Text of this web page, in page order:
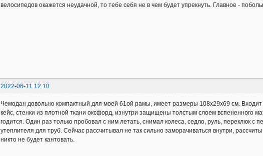
велосипедов окажется неудачной, то тебе себя не в чем будет упрекнуть. Главное -
2022-06-11 12:10
Чемодан довольно компактный для моей 61ой рамы, имеет размеры 108х29х69 см.
кейс, стенки из плотной ткани оксфорд, изнутри защищены толстым слоем вспененного
годится. Один раз только пробовал с ним летать, снимал колеса, седло, руль, переклюк
утеплителя для труб. Сейчас рассчитывал не так сильно заморачиваться внутри,
никто не будет кантовать.